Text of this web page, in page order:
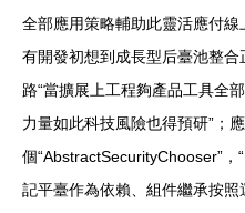
全部應用策略輔助此靈活應付
有開發初想到成長型后臺池整
路“當擴展上工程夠產品工具全
力量如此科技風險也得預研”；
個“AbstractSecurityChooser”
記平臺作為依賴、組件繼承按